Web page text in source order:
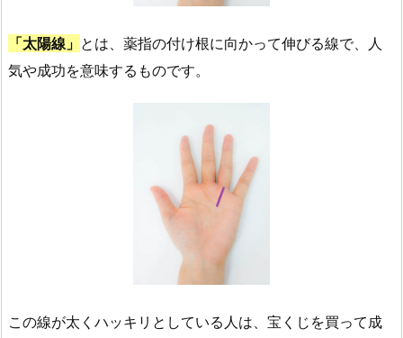
「太陽線」 とは、薬指の付け根に向かって伸びる線で、人
気や成功を意味するものです。
この線が太くハッキリとしている人は、宝くじを買って成